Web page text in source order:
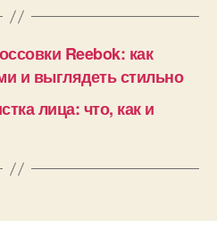
Reebok: как
и выглядеть стильно
лица: что, как и